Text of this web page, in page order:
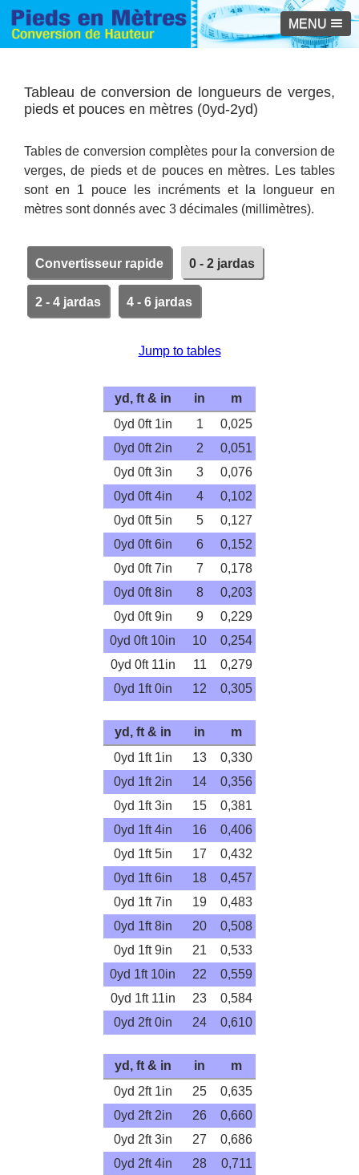
MENU
Tableau de conversion de longueurs de verges,
pieds et pouces en mètres (0yd-2yd)
Tables de conversion complètes pour la conversion de
verges, de pieds et de pouces en mètres. Les tables
sont en 1 pouce les incréments et la longueur en
mètres sont donnés avec 3 décimales (millimètres).
Convertisseur rapide 0 - 2 jardas
2 - 4 jardas 4 - 6 jardas
Jump to tables
yd, ft & in in
m
0yd 0ft 1in
1
0,025
0yd 0ft 2in
2
0,051
0yd 0ft 3in
3
0,076
0yd 0ft 4in
4
0,102
0yd 0ft 5in
5
0,127
0yd 0ft 6in
6
0,152
0yd 0ft 7in
7
0,178
0yd 0ft 8in
8
0,203
0yd 0ft 9in
9
0,229
0yd 0ft 10in
10
0,254
0yd 0ft 11in
11
0,279
0yd 1ft 0in
12 0,305
yd, ft & in in
m
0yd 1ft 1in
13
0,330
0yd 1ft 2in
14
0,356
0yd 1ft 3in
15
0,381
0yd 1ft 4in
16
0,406
0yd 1ft 5in
17
0,432
0yd 1ft 6in
18
0,457
0yd 1ft 7in
19
0,483
0yd 1ft 8in
20
0,508
0yd 1ft 9in
21
0,533
0yd 1ft 10in
22
0,559
0yd 1ft 11in
23
0,584
0yd 2ft 0in
24 0,610
yd, ft & in in
m
0yd 2ft 1in
25
0,635
0yd 2ft 2in
26
0,660
0yd 2ft 3in
27
0,686
0yd 2ft 4in
28
0,711